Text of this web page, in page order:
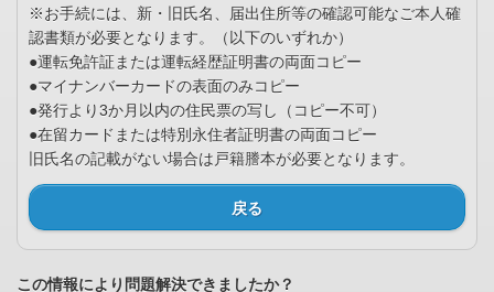
※お手続には、新・旧氏名、届出住所等の確認可能なご本人確
認書類が必要となります。（以下のいずれか）
●運転免許証または運転経歴証明書の両面コピー
●マイナンバーカードの表面のみコピー
●発行より3か月以内の住民票の写し（コピー不可）
●在留カードまたは特別永住者証明書の両面コピー
旧氏名の記載がない場合は戸籍謄本が必要となります。
戻る
この情報により問題解決できましたか？